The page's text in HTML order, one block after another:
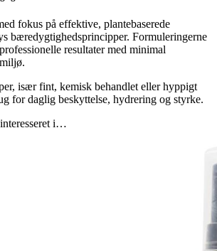
fokus på effektive, plantebaserede
bæredygtighedsprincipper. Formuleringerne
resultater med minimal
især fint, kemisk behandlet eller hyppigt
for daglig beskyttelse, hydrering og styrke.
i…